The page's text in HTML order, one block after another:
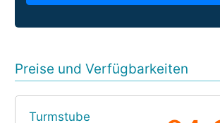
Preise und Verfügbarkeiten
Turmstube